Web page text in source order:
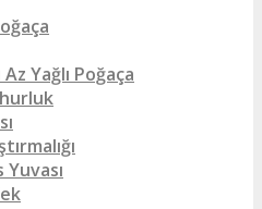
Yağlı Poğaça